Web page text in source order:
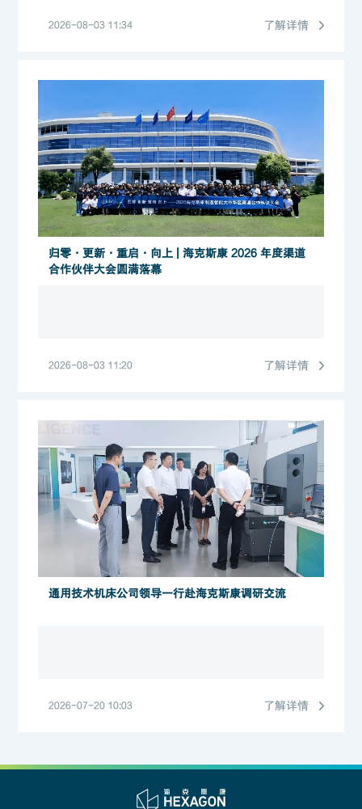
2026-08-03 11:34 了解详情
归零・更新・重启・向上 | 海克斯康 2026 年度渠道
合作伙伴大会圆满落幕
2026-08-03 11:20 了解详情
通用技术机床公司领导一行赴海克斯康调研交流
2026-07-20 10:03 了解详情